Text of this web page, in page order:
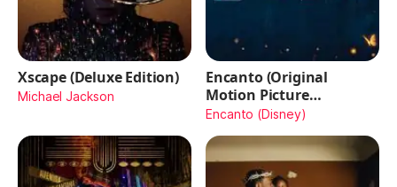
Xscape (Deluxe Edition)
Michael Jackson
Encanto (Original
Motion Picture
Soundtrack)
Encanto (Disney)